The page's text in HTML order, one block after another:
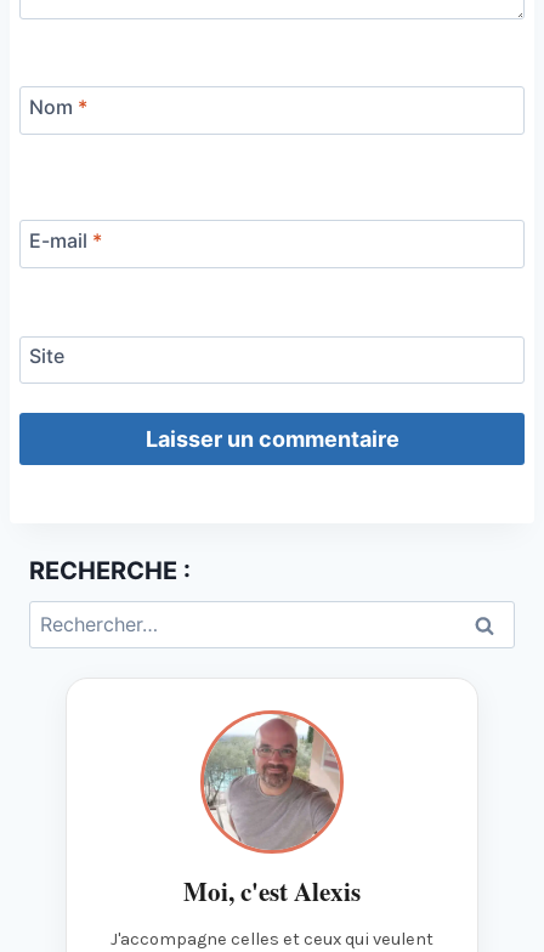
Nom *
E-mail *
Site
RECHERCHE :
Rechercher :
Moi, c'est Alexis
J'accompagne celles et ceux qui veulent